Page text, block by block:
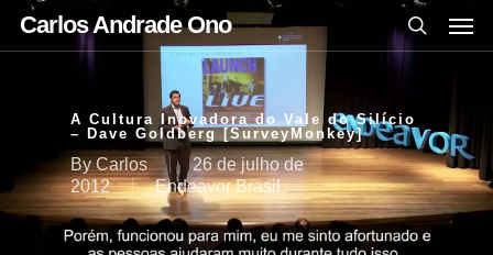
Carlos Andrade Ono
A Cultura Inovadora do Vale do Silício
– Dave Goldberg [SurveyMonkey]
ByCarlos
26 de julho de
2012
Endeavor Brasil